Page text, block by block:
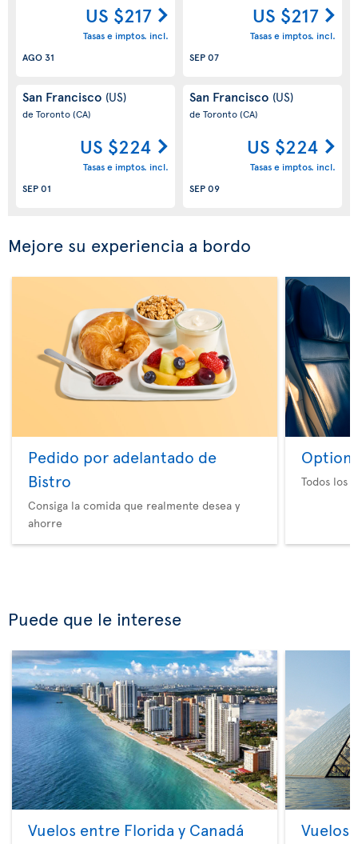
US $217
Tasas e imptos. incl.
AGO 31
US $217
Tasas e imptos. incl.
SEP 07
San Francisco (US)
de Toronto(CA)
US $224
Tasas e imptos. incl.
SEP 01
San Francisco (US)
de Toronto(CA)
US $224
Tasas e imptos. incl.
SEP 09
Mejore su experiencia a bordo
Pedido por adelantado de
Bistro
Consiga la comida que realmente desea y
ahorre
Option
Todos los
Puede que le interese
Vuelos entre Florida y Canadá Vuelos